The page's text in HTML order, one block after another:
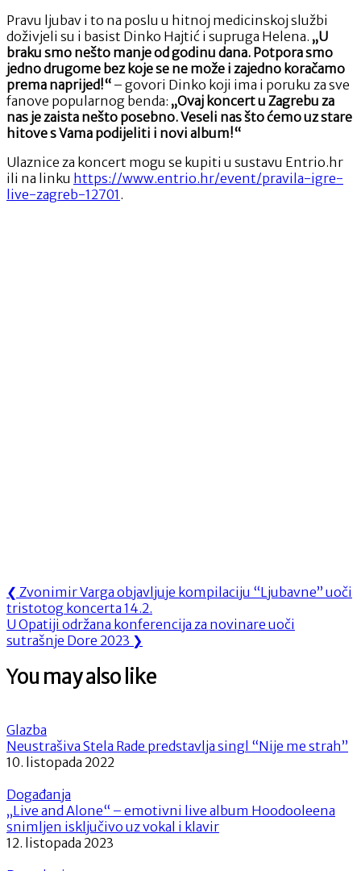
Pravu ljubav i to na poslu u hitnoj medicinskoj službi
doživjeli su i basist Dinko Hajtić i supruga Helena. „U
braku smo nešto manje od godinu dana. Potpora smo
jedno drugome bez koje se ne može i zajedno koračamo
prema naprijed!“ – govori Dinko koji ima i poruku za sve
fanove popularnog benda: „Ovaj koncert u Zagrebu za
nas je zaista nešto posebno. Veseli nas što ćemo uz stare
hitove s Vama podijeliti i novi album!“
Ulaznice za koncert mogu se kupiti u sustavu Entrio.hr
ili na linku https://www.entrio.hr/event/pravila-igre-
live-zagreb-12701 .
Navigacija
objava
❮ Previous
Post:
Zvonimir Varga objavljuje kompilaciju “Ljubavne” uoči
tristotog koncerta 14.2.
Next
Post:
U Opatiji održana konferencija za novinare uoči
sutrašnje Dore 2023 ❯
You may also like
Glazba
Neustrašiva Stela Rade predstavlja singl “Nije me strah”
10. listopada 2022
Događanja
„Live and Alone“ – emotivni live album Hoodooleena
snimljen isključivo uz vokal i klavir
12. listopada 2023